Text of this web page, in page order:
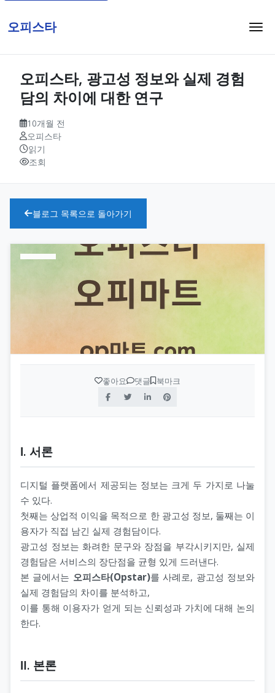
오피스타
오피스타, 광고성 정보와 실제 경험
담의 차이에 대한 연구
10개월 전
오피스타
읽기
조회
블로그 목록으로 돌아가기
좋아요 댓글 북마크
Ⅰ. 서론
디지털 플랫폼에서 제공되는 정보는 크게 두 가지로 나눌
수 있다.
첫째는 상업적 이익을 목적으로 한 광고성 정보, 둘째는 이
용자가 직접 남긴 실제 경험담이다.
광고성 정보는 화려한 문구와 장점을 부각시키지만, 실제
경험담은 서비스의 장단점을 균형 있게 드러낸다.
본 글에서는 오피스타(Opstar)를 사례로, 광고성 정보와
실제 경험담의 차이를 분석하고,
이를 통해 이용자가 얻게 되는 신뢰성과 가치에 대해 논의
한다.
Ⅱ. 본론